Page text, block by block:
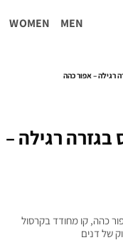
MEN
WOMEN
בגזרה רגילה –
אפור כהה, קו מחודד בקרסול
של דנים